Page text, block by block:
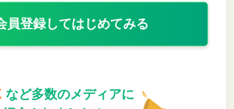
員登録してはじめてみる
など多数のメディアに